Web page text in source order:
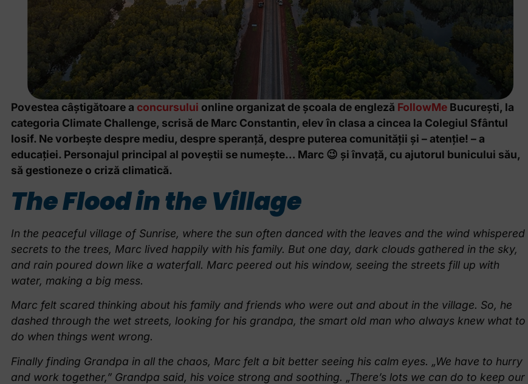
Povestea câștigătoare a concursului online organizat de școala de engleză FollowMeBucurești, la
categoria Climate Challenge, scrisă de Marc Constantin, elev în clasa a cincea la Colegiul Sfântul
Iosif. Ne vorbește despre mediu, despre speranță, despre puterea comunității și – atenție! – a
educației. Personajul principal al poveștii se numește… Marc 😉 și învață, cu ajutorul bunicului său,
să gestioneze o criză climatică.
The Flood in the Village
In the peaceful village of Sunrise, where the sun often danced with the leaves and the wind whispered
secrets to the trees, Marc lived happily with his family. But one day, dark clouds gathered in the sky,
and rain poured down like a waterfall. Marc peered out his window, seeing the streets fill up with
water, making a big mess.
Marc felt scared thinking about his family and friends who were out and about in the village. So, he
dashed through the wet streets, looking for his grandpa, the smart old man who always knew what to
do when things went wrong.
Finally finding Grandpa in all the chaos, Marc felt a bit better seeing his calm eyes. „We have to hurry
and work together,” Grandpa said, his voice strong and soothing. „There’s lots we can do to keep our